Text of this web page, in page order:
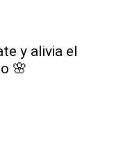
y alivia el
🌸